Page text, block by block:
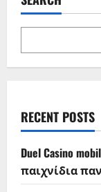
RECENT POSTS
Duel Casino
παιχνίδια